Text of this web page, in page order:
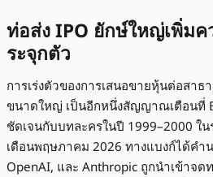
ท่อส่ง IPO ยักษ์ใหญ่เพิ่มค
ระจุกตัว
การเร่งตัวของการเสนอขายหุ้นต่อสาธ
ขนาดใหญ่ เป็นอีกหนึ่งสัญญาณเตือนที่
ชัดเจนกับบทละครในปี 1999–2000 ใน
เดือนพฤษภาคม 2026 ทางแบงก์ได้คำ
OpenAI, และ Anthropic ถูกนำเข้าจ